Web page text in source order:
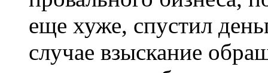
еще хуже, спустил
случае взыскание